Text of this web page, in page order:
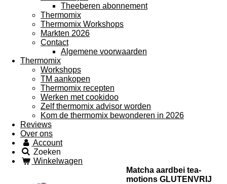
Theeberen abonnement
Thermomix
Thermomix Workshops
Markten 2026
Contact
Algemene voorwaarden
Thermomix
Workshops
TM aankopen
Thermomix recepten
Werken met cookidoo
Zelf thermomix advisor worden
Kom de thermomix bewonderen in 2026
Reviews
Over ons
Account
Zoeken
Winkelwagen
Matcha aardbei tea-
motions GLUTENVRIJ